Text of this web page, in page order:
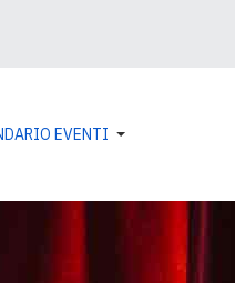
EVENTI